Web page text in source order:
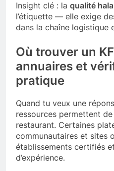
Insight clé : la qualité
l’étiquette — elle exige
dans la chaîne logistique
Où trouver un
annuaires et
pratique
Quand tu veux une
ressources permettent
restaurant. Certaines
communautaires et sites
établissements certifiés
d’expérience.